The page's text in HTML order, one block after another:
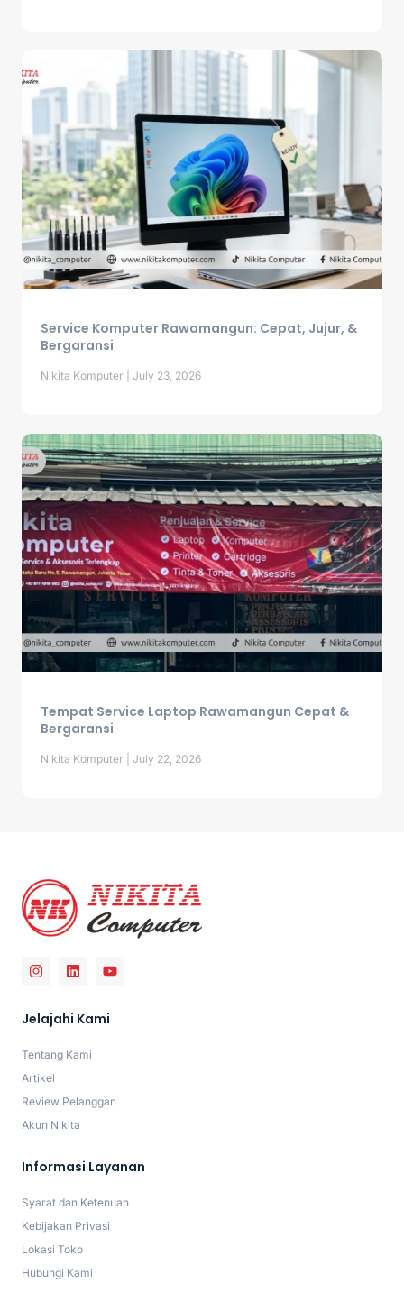
Service Komputer Rawamangun: Cepat, Jujur, &
Bergaransi
Nikita Komputer July 23, 2026
Tempat Service Laptop Rawamangun Cepat &
Bergaransi
Nikita Komputer July 22, 2026
Jelajahi Kami
Tentang Kami
Artikel
Review Pelanggan
Akun Nikita
Informasi Layanan
Syarat dan Ketenuan
Kebijakan Privasi
Lokasi Toko
Hubungi Kami